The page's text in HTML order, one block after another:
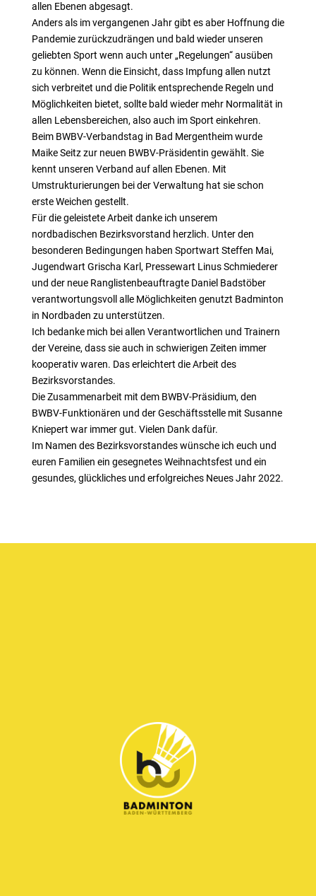
allen Ebenen abgesagt.
Anders als im vergangenen Jahr gibt es aber Hoffnung die
Pandemie zurückzudrängen und bald wieder unseren
geliebten Sport wenn auch unter „Regelungen“ ausüben
zu können. Wenn die Einsicht, dass Impfung allen nutzt
sich verbreitet und die Politik entsprechende Regeln und
Möglichkeiten bietet, sollte bald wieder mehr Normalität in
allen Lebensbereichen, also auch im Sport einkehren.
Beim BWBV-Verbandstag in Bad Mergentheim wurde
Maike Seitz zur neuen BWBV-Präsidentin gewählt. Sie
kennt unseren Verband auf allen Ebenen. Mit
Umstrukturierungen bei der Verwaltung hat sie schon
erste Weichen gestellt.
Für die geleistete Arbeit danke ich unserem
nordbadischen Bezirksvorstand herzlich. Unter den
besonderen Bedingungen haben Sportwart Steffen Mai,
Jugendwart Grischa Karl, Pressewart Linus Schmiederer
und der neue Ranglistenbeauftragte Daniel Badstöber
verantwortungsvoll alle Möglichkeiten genutzt Badminton
in Nordbaden zu unterstützen.
Ich bedanke mich bei allen Verantwortlichen und Trainern
der Vereine, dass sie auch in schwierigen Zeiten immer
kooperativ waren. Das erleichtert die Arbeit des
Bezirksvorstandes.
Die Zusammenarbeit mit dem BWBV-Präsidium, den
BWBV-Funktionären und der Geschäftsstelle mit Susanne
Kniepert war immer gut. Vielen Dank dafür.
Im Namen des Bezirksvorstandes wünsche ich euch und
euren Familien ein gesegnetes Weihnachtsfest und ein
gesundes, glückliches und erfolgreiches Neues Jahr 2022.